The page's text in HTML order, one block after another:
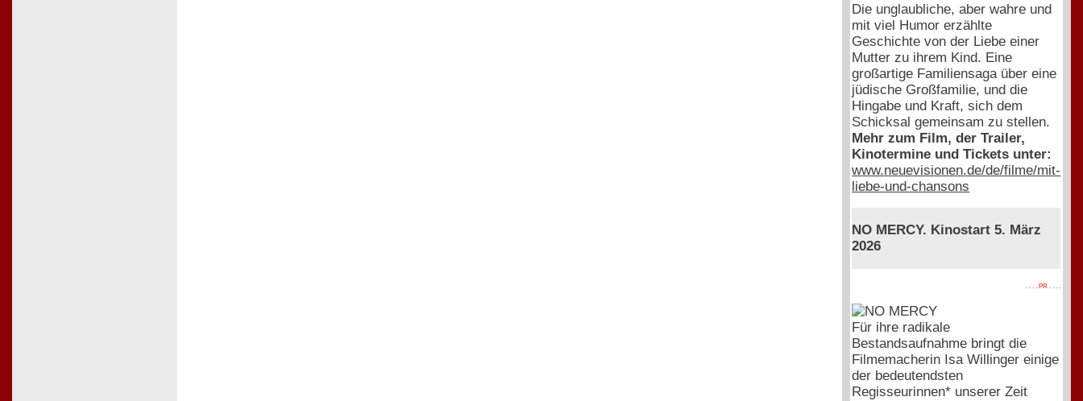
Die unglaubliche, aber wahre und
mit viel Humor erzählte
Geschichte von der Liebe einer
Mutter zu ihrem Kind. Eine
großartige Familiensaga über eine
jüdische Großfamilie, und die
Hingabe und Kraft, sich dem
Schicksal gemeinsam zu stellen.
Mehr zum Film, der Trailer,
Kinotermine und Tickets unter:
www.neuevisionen.de/de/filme/mit-
liebe-und-chansons
NO MERCY. Kinostart 5. März
2026
. . . . PR . . . .
Für ihre radikale
Bestandsaufnahme bringt die
Filmemacherin Isa Willinger einige
der bedeutendsten
Regisseurinnen* unserer Zeit